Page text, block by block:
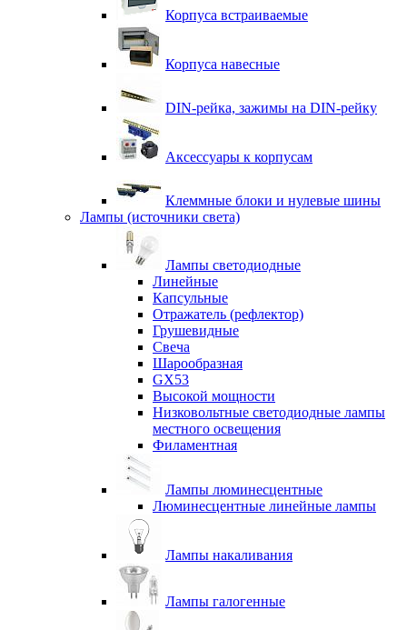
Корпуса встраиваемые
Корпуса навесные
DIN-рейка, зажимы на DIN-рейку
Аксессуары к корпусам
Клеммные блоки и нулевые шины
Лампы (источники света)
Лампы светодиодные
Линейные
Капсульные
Отражатель (рефлектор)
Грушевидные
Свеча
Шарообразная
GX53
Высокой мощности
Низковольтные светодиодные лампы
местного освещения
Филаментная
Лампы люминесцентные
Люминесцентные линейные лампы
Лампы накаливания
Лампы галогенные